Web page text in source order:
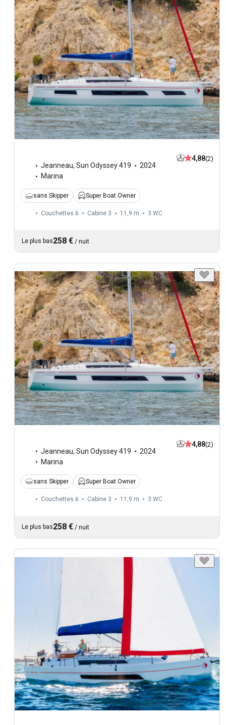
Jeanneau, Sun Odyssey 419
2024
Marina
4,88(2)
sans Skipper Super Boat Owner
Couchettes 6 Cabine 3 11,9 m 3 WC
Le plus bas258 € / nuit
Jeanneau, Sun Odyssey 419
2024
Marina
4,88(2)
sans Skipper Super Boat Owner
Couchettes 6 Cabine 3 11,9 m 3 WC
Le plus bas258 € / nuit